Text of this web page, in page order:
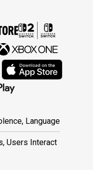
Language
Users Interact